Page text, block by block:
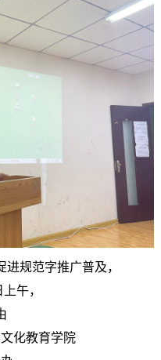
规范字推广普及，
午，
化教育学院